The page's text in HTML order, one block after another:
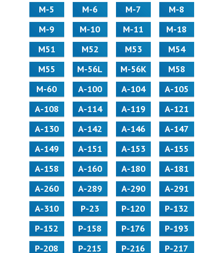
М-5
М-6 М-7
М-8
М-9
М-10 М-11
М-18
М51
М52 М53
М54
М55
M-56L M-56K
М58
M-60
А-100 А-104
А-105
А-108
А-114 А-119
А-121
А-130
А-142 А-146
А-147
А-149
А-151 А-153
А-155
А-158
А-160 А-180
А-181
А-260
А-289 А-290
А-291
А-310
Р-23 Р-120
Р-132
Р-152
Р-158 Р-176
Р-193
Р-208
Р-215 Р-216
Р-217